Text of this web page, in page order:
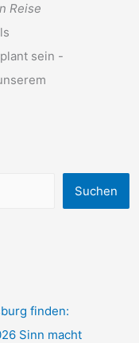
Reise
sein -
Suchen
finden:
Sinn macht